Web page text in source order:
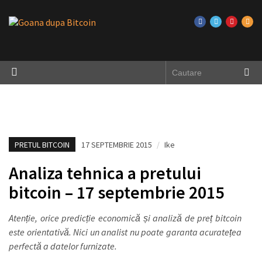
PRETUL BITCOIN 17 SEPTEMBRIE 2015 / Ike
Analiza tehnica a pretului
bitcoin – 17 septembrie 2015
Atenție, orice predicție economică și analiză de preț bitcoin
este orientativă. Nici un analist nu poate garanta acuratețea
perfectă a datelor furnizate.